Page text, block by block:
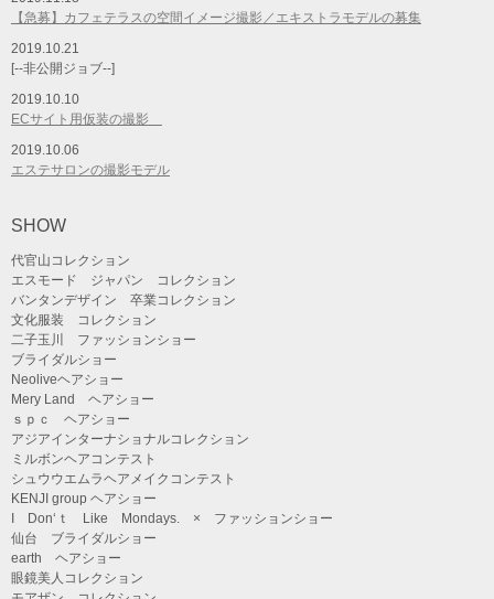
【急募】カフェテラスの空間イメージ撮影／エキストラモデルの募集
2019.10.21
[--非公開ジョブ--]
2019.10.10
ECサイト用仮装の撮影
2019.10.06
エステサロンの撮影モデル
SHOW
代官山コレクション
エスモード ジャパン コレクション
バンタンデザイン 卒業コレクション
文化服装 コレクション
二子玉川 ファッションショー
ブライダルショー
Neoliveヘアショー
Mery Land ヘアショー
ｓｐｃ ヘアショー
アジアインターナショナルコレクション
ミルボンヘアコンテスト
シュウウエムラヘアメイクコンテスト
KENJI group ヘアショー
I Don‘ｔ Like Mondays. × ファッションショー
仙台 ブライダルショー
earth ヘアショー
眼鏡美人コレクション